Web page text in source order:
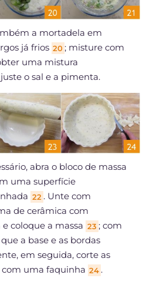
a mortadela em
já frios 20 ; misture com
uma mistura
o sal e a pimenta.
abra o bloco de massa
uma superfície
22 . Unte com
de cerâmica com
coloque a massa 23 ; com
a base e as bordas
em seguida, corte as
com uma faquinha 24 .